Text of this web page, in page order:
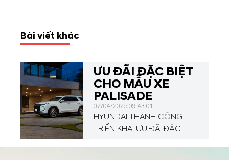
Bài viết khác
ƯU ĐÃI ĐẶC BIỆT
CHO MẪU XE
PALISADE
07/04/2025 09:43:01
HYUNDAI THÀNH CÔNG
TRIỂN KHAI ƯU ĐÃI ĐẶC